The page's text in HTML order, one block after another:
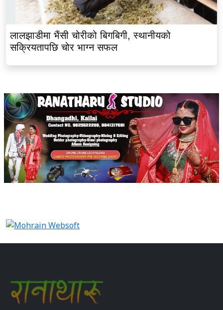
लालझाडीमा भैंसी चोरीको बिगबिगी, स्थानीयको
सक्रियतापछि चोर भाग्न सफल